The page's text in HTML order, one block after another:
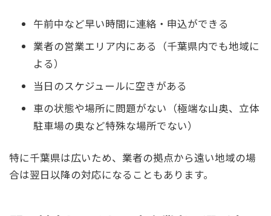
午前中など早い時間に連絡・申込ができる
業者の営業エリア内にある（千葉県内でも地域に
よる）
当日のスケジュールに空きがある
車の状態や場所に問題がない（極端な山奥、立体
駐車場の奥など特殊な場所でない）
特に千葉県は広いため、業者の拠点から遠い地域の場
合は翌日以降の対応になることもあります。